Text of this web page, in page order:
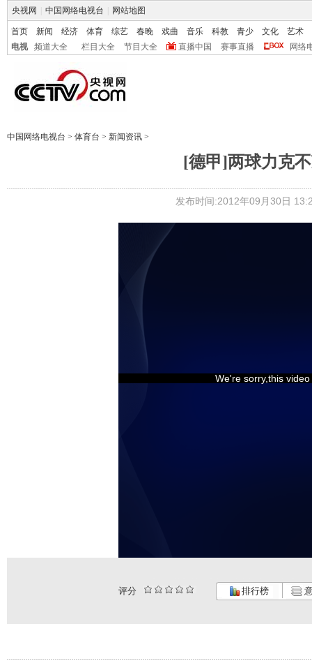
央视网 中国网络电视台 网站地图
首页 新闻 经济 体育 综艺 春晚 戏曲 音乐 科教 青少 文化
艺术
电视
频道大全 栏目大全 节目大全 直播中国 赛事直播 网络
中国网络电视台 > 体育台 > 新闻资讯 >
[德甲]两球力克
发布时间:2012年09月30日
We're sorry,this
评分 排行榜